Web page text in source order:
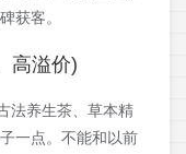
获客。
高溢价)
法养生茶、草本精
一点。不能和以前